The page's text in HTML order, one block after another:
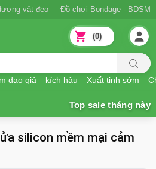
vật đeo Đồ chơi Bondage - BDSM
đạo giả kích hậu Xuất tinh sớm
(0)
silicon mềm mại cảm